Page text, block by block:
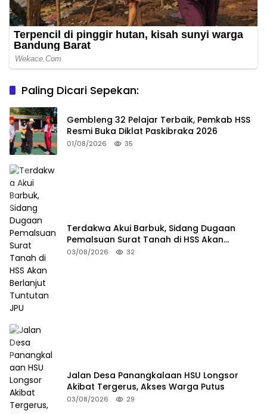
Paling Dicari Sepekan:
Gembleng 32 Pelajar Terbaik, Pemkab HSS
Resmi Buka Diklat Paskibraka 2026
01/08/2026 35
Terdakwa Akui Barbuk, Sidang Dugaan
Pemalsuan Surat Tanah di HSS Akan
Berlanjut Tuntutan JPU
03/08/2026 32
Jalan Desa Panangkalaan HSU Longsor
Akibat Tergerus, Akses Warga Putus
03/08/2026 29